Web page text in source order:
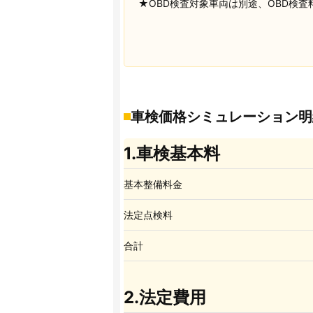
★OBD検査対象車両は別途、OBD検査
車検価格シミュレーション
1.車検基本料
基本整備料金
法定点検料
合計
2.法定費用